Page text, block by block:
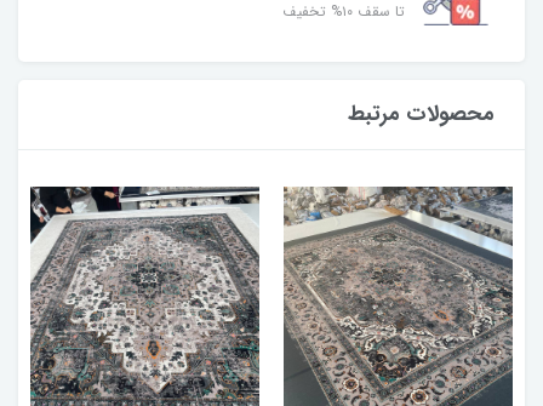
تا سقف ۱۰% تخفیف
محصولات مرتبط